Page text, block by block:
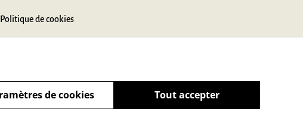
Politique de cookies
Tout accepter
de cookies